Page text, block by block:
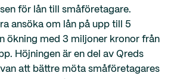
för lån till småföretagare.
ansöka om lån på upp till 5
ökning med 3 miljoner kronor från
Höjningen är en del av Qreds
att bättre möta småföretagares